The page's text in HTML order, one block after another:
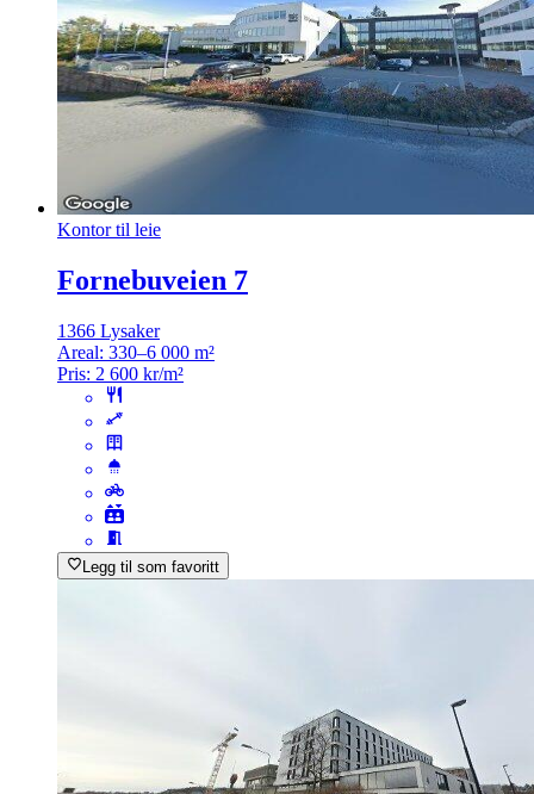
Kontor til leie
Fornebuveien 7
1366 Lysaker
Areal: 330–6 000 m²
Pris: 2 600 kr/m²
Legg til som favoritt